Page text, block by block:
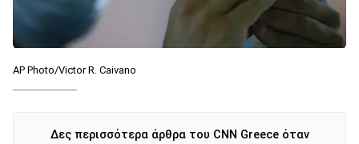
AP Photo/Victor R. Caivano
Δες περισσότερα άρθρα του CNN Greece όταν